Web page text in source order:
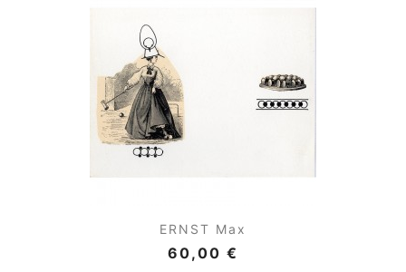
ERNST Max
60,00 €